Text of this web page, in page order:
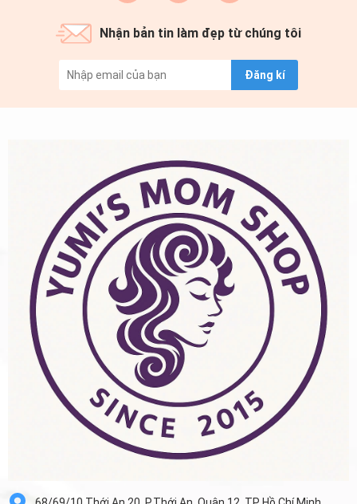
Nhận bản tin làm đẹp từ chúng tôi
Đăng kí